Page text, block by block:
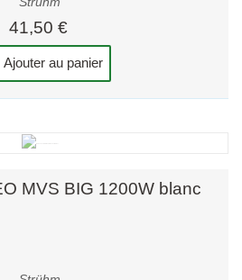
41,50 €
Ajouter au panier
MVS BIG 1200W blanc